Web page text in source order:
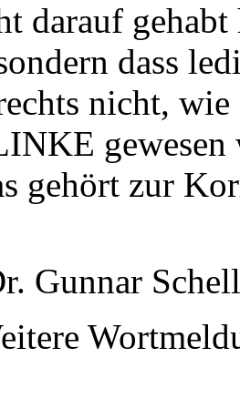
darauf
dass
nicht,
gewesen
gehört zur
Gunnar